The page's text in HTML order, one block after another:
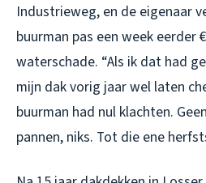
Industrieweg, en de eigenaar
buurman pas een week eerder
waterschade. “Als ik dat had
mijn dak vorig jaar wel laten
buurman had nul klachten.
pannen, niks. Tot die ene